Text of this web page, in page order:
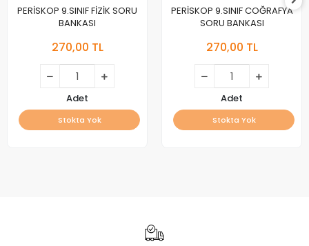
PERİSKOP 9.SINIF FİZİK SORU
BANKASI
270,00 TL
Adet
Stokta Yok
PERİSKOP 9.SINIF COĞRAFYA
SORU BANKASI
270,00 TL
Adet
Stokta Yok